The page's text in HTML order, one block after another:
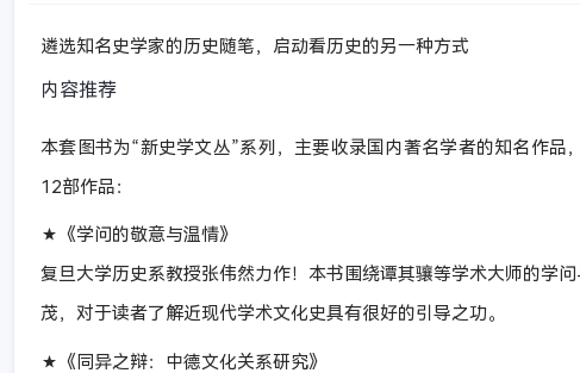
遴选知名史学家的历史随笔，启动看历史的另一种方式
内容推荐
本套图书为“新史学文丛”系列，主要收录国内著名学者的知名作
12部作品：
★《学问的敬意与温情》
复旦大学历史系教授张伟然力作！本书围绕谭其骧等学术大师的学
茂，对于读者了解近现代学术文化史具有很好的引导之功。
★《同异之辩：中德文化关系研究》